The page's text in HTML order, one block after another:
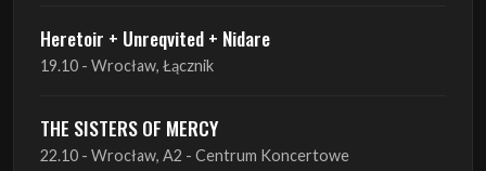
Heretoir + Unreqvited + Nidare
19.10 - Wrocław, Łącznik
THE SISTERS OF MERCY
22.10 - Wrocław, A2 - Centrum Koncertowe